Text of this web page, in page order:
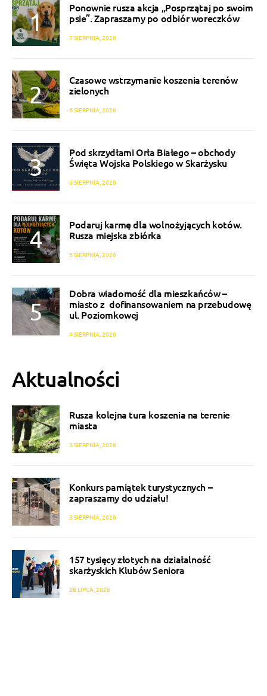
Ponownie rusza akcja „Posprzątaj po swoim
psie”. Zapraszamy po odbiór woreczków
7 SIERPNIA, 2026
Czasowe wstrzymanie koszenia terenów
zielonych
6 SIERPNIA, 2026
Pod skrzydłami Orła Białego – obchody
Święta Wojska Polskiego w Skarżysku
6 SIERPNIA, 2026
Podaruj karmę dla wolnożyjących kotów.
Rusza miejska zbiórka
5 SIERPNIA, 2026
Dobra wiadomość dla mieszkańców –
miasto z dofinansowaniem na przebudowę
ul. Poziomkowej
4 SIERPNIA, 2026
Aktualności
Rusza kolejna tura koszenia na terenie
miasta
3 SIERPNIA, 2026
Konkurs pamiątek turystycznych –
zapraszamy do udziału!
3 SIERPNIA, 2026
157 tysięcy złotych na działalność
skarżyskich Klubów Seniora
28 LIPCA, 2026